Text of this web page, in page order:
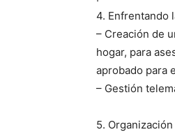
4. Enfrentando
– Creación de
hogar, para
aprobado para
– Gestión
5.